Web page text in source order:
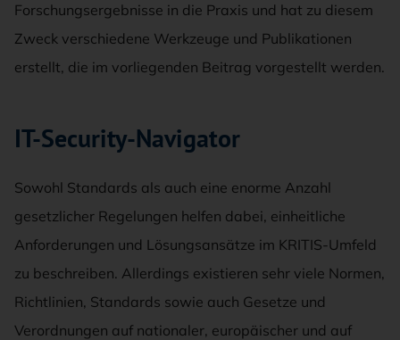
Forschungsergebnisse in die Praxis und hat zu diesem
Zweck verschiedene Werkzeuge und Publikationen
erstellt, die im vorliegenden Beitrag vorgestellt werden.
IT-Security-Navigator
Sowohl Standards als auch eine enorme Anzahl
gesetzlicher Regelungen helfen dabei, einheitliche
Anforderungen und Lösungsansätze im KRITIS-Umfeld
zu beschreiben. Allerdings existieren sehr viele Normen,
Richtlinien, Standards sowie auch Gesetze und
Verordnungen auf nationaler, europäischer und auf